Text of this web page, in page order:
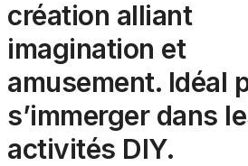
création alliant
imagination et
amusement. Idéal
s’immerger dans
activités DIY.